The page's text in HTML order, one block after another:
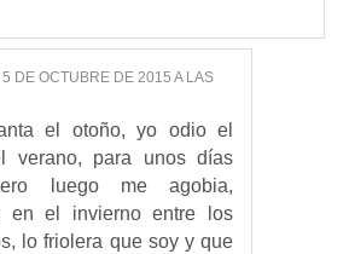
5 DE OCTUBRE DE 2015 A LAS
el otoño, yo odio el
verano, para unos días
luego me agobia,
en el invierno entre los
lo friolera que soy y que